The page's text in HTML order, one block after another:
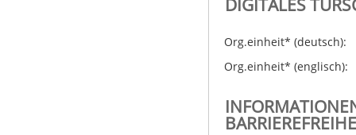
DIGITALES
Org.einheit* (deutsch):
Org.einheit* (englisch):